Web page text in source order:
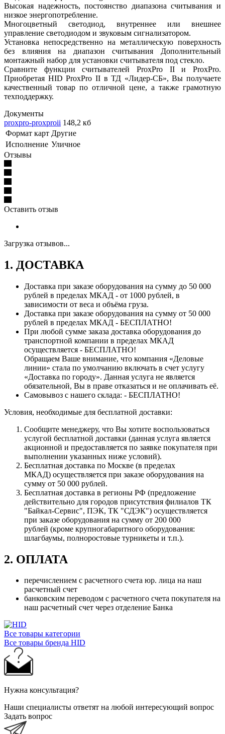
Высокая надежность, постоянство диапазона считывания и
низкое энергопотребление.
Многоцветный светодиод, внутреннее или внешнее
управление светодиодом и звуковым сигнализатором.
Установка непосредственно на металлическую поверхность
без влияния на диапазон считывания Дополнительный
монтажный набор для установки считывателя под стекло.
Сравните функции считывателей ProxPro II и ProxPro.
Приобретая HID ProxPro II в ТД «Лидер-СБ», Вы получаете
качественный товар по отличной цене, а также грамотную
техподдержку.
Документы
proxpro-proxproii 148,2 кб
Формат карт Другие
Исполнение Уличное
Отзывы
Оставить отзыв
Загрузка отзывов...
1. ДОСТАВКА
Доставка при заказе оборудования на сумму до 50 000
рублей в пределах МКАД - от 1000 рублей, в
зависимости от веса и объёма груза.
Доставка при заказе оборудования на сумму от 50 000
рублей в пределах МКАД - БЕСПЛАТНО!
При любой сумме заказа доставка оборудования до
транспортной компании в пределах МКАД
осуществляется - БЕСПЛАТНО!
Обращаем Ваше внимание, что компания «Деловые
линии» стала по умолчанию включать в счет услугу
«Доставка по городу». Данная услуга не является
обязательной, Вы в праве отказаться и не оплачивать её.
Самовывоз с нашего склада: - БЕСПЛАТНО!
Условия, необходимые для бесплатной доставки:
Сообщите менеджеру, что Вы хотите воспользоваться
услугой бесплатной доставки (данная услуга является
акционной и предоставляется по заявке покупателя при
выполнении указанных ниже условий).
Бесплатная доставка по Москве (в пределах
МКАД) осуществляется при заказе оборудования на
сумму от 50 000 рублей.
Бесплатная доставка в регионы РФ (предложение
действительно для городов присутствия филиалов ТК
"Байкал-Сервис", ПЭК, ТК "СДЭК") осуществляется
при заказе оборудования на сумму от 200 000
рублей (кроме крупногабаритного оборудования:
шлагбаумы, полноростовые турникеты и т.п.).
2. ОПЛАТА
перечислением с расчетного счета юр. лица на наш
расчетный счет
банковским переводом с расчетного счета покупателя на
наш расчетный счет через отделение Банка
Все товары категории
Все товары бренда HID
Нужна консультация?
Наши специалисты ответят на любой интересующий вопрос
Задать вопрос